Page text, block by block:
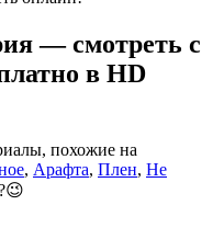
— смотреть с
в HD
похожие на
, Арафта, Плен, Не